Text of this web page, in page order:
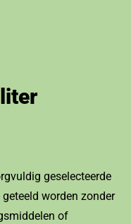
geselecteerde
worden zonder
of